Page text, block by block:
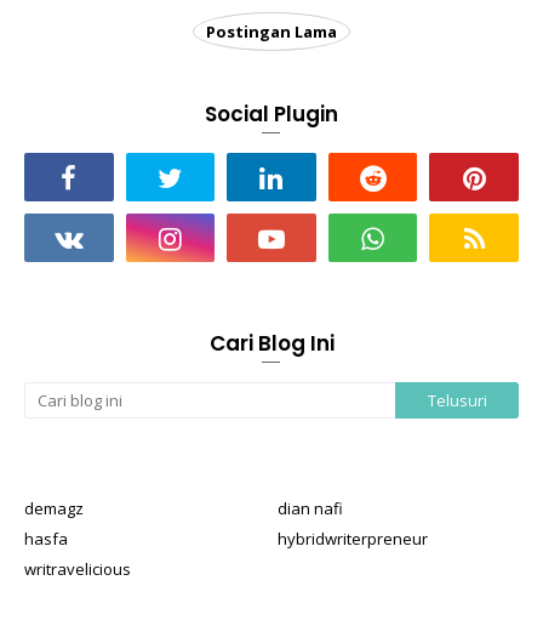
Postingan Lama
Social Plugin
Cari Blog Ini
demagz
dian nafi
hasfa
hybridwriterpreneur
writravelicious